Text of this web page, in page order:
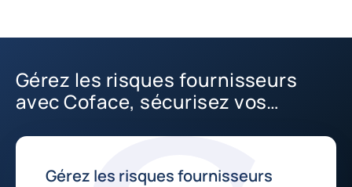
Gérez les risques fournisseurs
avec Coface, sécurisez vos
Gérez les risques fournisseurs